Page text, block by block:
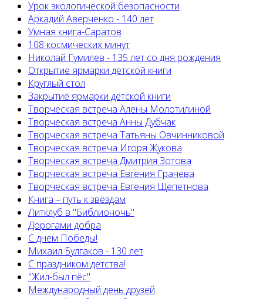
Урок экологической безопасности
Аркадий Аверченко - 140 лет
Умная книга-Саратов
108 космических минут
Николай Гумилев - 135 лет со дня рождения
Открытие ярмарки детской книги
Круглый стол
Закрытие ярмарки детской книги
Творческая встреча Алены Молотилиной
Творческая встреча Анны Дубчак
Творческая встреча Татьяны Овчинниковой
Творческая встреча Игоря Жукова
Творческая встреча Дмитрия Зотова
Творческая встреча Евгения Грачева
Творческая встреча Евгения Щепетнова
Книга – путь к звёздам
Литклуб в "Библионочь"
Дорогами добра
С днем Победы!
Михаил Булгаков - 130 лет
С праздником детства!
"Жил-был пёс"
Международный день друзей